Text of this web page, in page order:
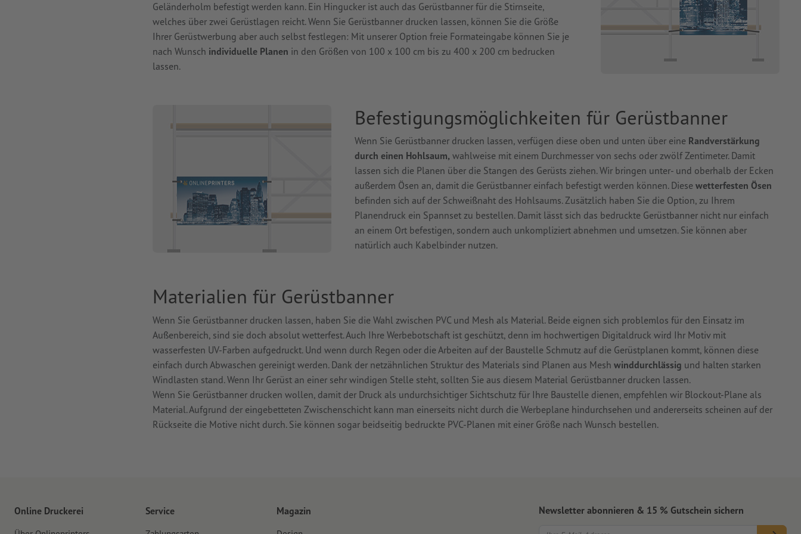
Geländerholm befestigt werden kann. Ein Hingucker ist auch das Gerüstbanner für die Stirnseite,
welches über zwei Gerüstlagen reicht. Wenn Sie Gerüstbanner drucken lassen, können Sie die Größe
Ihrer Gerüstwerbung aber auch selbst festlegen: Mit unserer Option freie Formateingabe können Sie je
nach Wunsch individuelle Planen in den Größen von 100 x 100 cm bis zu 400 x 200 cm bedrucken
lassen.
Befestigungsmöglichkeiten für Gerüstbanner
Wenn Sie Gerüstbanner drucken lassen, verfügen diese oben und unten über eine Randverstärkung
durch einen Hohlsaum, wahlweise mit einem Durchmesser von sechs oder zwölf Zentimeter. Damit
lassen sich die Planen über die Stangen des Gerüsts ziehen. Wir bringen unter- und oberhalb der Ecken
außerdem Ösen an, damit die Gerüstbanner einfach befestigt werden können. Diese wetterfesten Ösen
befinden sich auf der Schweißnaht des Hohlsaums. Zusätzlich haben Sie die Option, zu Ihrem
Planendruck ein Spannset zu bestellen. Damit lässt sich das bedruckte Gerüstbanner nicht nur einfach
an einem Ort befestigen, sondern auch unkompliziert abnehmen und umsetzen. Sie können aber
natürlich auch Kabelbinder nutzen.
Materialien für Gerüstbanner
Wenn Sie Gerüstbanner drucken lassen, haben Sie die Wahl zwischen PVC und Mesh als Material. Beide eignen sich problemlos für den Einsatz im
Außenbereich, sind sie doch absolut wetterfest. Auch Ihre Werbebotschaft ist geschützt, denn im hochwertigen Digitaldruck wird Ihr Motiv mit
wasserfesten UV-Farben aufgedruckt. Und wenn durch Regen oder die Arbeiten auf der Baustelle Schmutz auf die Gerüstplanen kommt, können diese
einfach durch Abwaschen gereinigt werden. Dank der netzähnlichen Struktur des Materials sind Planen aus Mesh winddurchlässig und halten starken
Windlasten stand. Wenn Ihr Gerüst an einer sehr windigen Stelle steht, sollten Sie aus diesem Material Gerüstbanner drucken lassen.
Wenn Sie Gerüstbanner drucken wollen, damit der Druck als undurchsichtiger Sichtschutz für Ihre Baustelle dienen, empfehlen wir Blockout-Plane als
Material. Aufgrund der eingebetteten Zwischenschicht kann man einerseits nicht durch die Werbeplane hindurchsehen und andererseits scheinen auf der
Rückseite die Motive nicht durch. Sie können sogar beidseitig bedruckte PVC-Planen mit einer Größe nach Wunsch bestellen.
Online Druckerei Service Magazin Newsletter abonnieren & 15 % Gutschein sichern